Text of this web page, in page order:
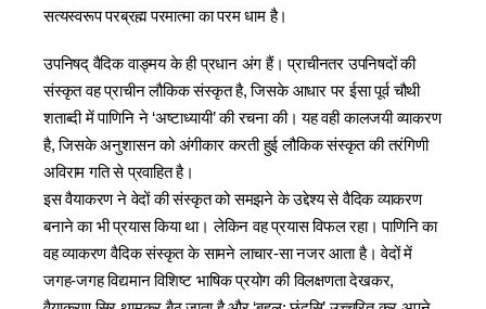
सत्यस्वरूप परब्रह्म परमात्मा का परम धाम है।
उपनिषद् वैदिक वाङ्‍मय के ही प्रधान अंग हैं। प्राचीनतर उपनिषदों की
संस्कृत वह प्राचीन लौकिक संस्कृत है, जिसके आधार पर ईसा पूर्व चौथी
शताब्दी में पाणिनि ने ‘अष्‍टाध्यायी’ की रचना की। यह वही कालजयी व्याकरण
है, जिसके अनुशासन को अंगीकार करती हुई लौकिक संस्कृत की तरंगिणी
अविराम गति से प्रवाहित है।
इस वैयाकरण ने वेदों की संस्कृत को समझने के उद्देश्य से वैदिक व्याकरण
बनाने का भी प्रयास किया था। लेकिन वह प्रयास विफल रहा। पाणिनि का
वह व्याकरण वैदिक संस्कृत के सामने लाचार-सा नजर आता है। वेदों में
जगह-जगह विद्यमान विशिष्‍ट भाषिक प्रयोग की विलक्षणता देखकर,